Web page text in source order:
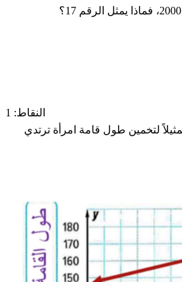
النقاط: 1
لتخمين طول قامة امرأة ترتدي